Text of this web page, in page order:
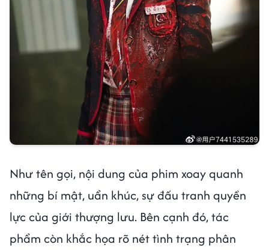
Như tên gọi, nội dung của phim xoay quanh
những bí mật, uẩn khúc, sự đấu tranh quyền
lực của giới thượng lưu. Bên cạnh đó, tác
phẩm còn khắc họa rõ nét tình trạng phân